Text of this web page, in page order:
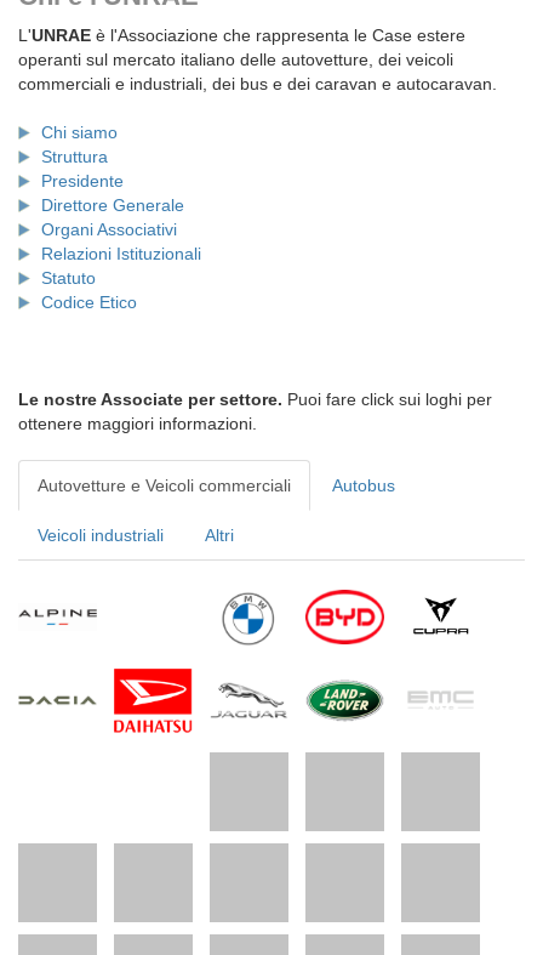
L'UNRAE è l'Associazione che rappresenta le Case estere
operanti sul mercato italiano delle autovetture, dei veicoli
commerciali e industriali, dei bus e dei caravan e autocaravan.
Chi siamo
Struttura
Presidente
Direttore Generale
Organi Associativi
Relazioni Istituzionali
Statuto
Codice Etico
Le nostre Associate per settore. Puoi fare click sui loghi per
ottenere maggiori informazioni.
Autovetture e Veicoli commerciali Autobus
Veicoli industriali Altri